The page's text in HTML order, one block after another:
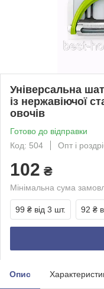
Універсальна
із нержавіючої
овочів
Готово до відправки
Код: 504
Опт і
102 ₴
Мінімальна сума
99 ₴ від 3 шт. 92 ₴
Опис